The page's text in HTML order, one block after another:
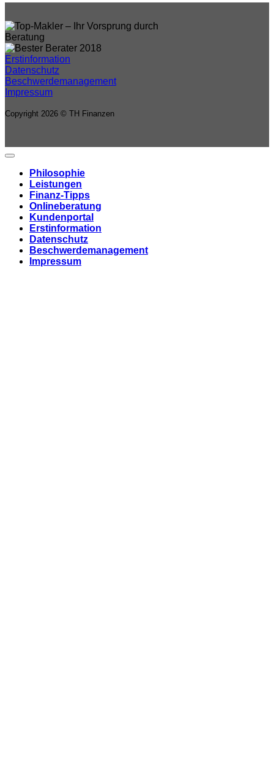
Erstinformation
Datenschutz
Beschwerdemanagement
Impressum
Copyright 2026 © TH Finanzen
Philosophie
Leistungen
Finanz-Tipps
Onlineberatung
Kundenportal
Erstinformation
Datenschutz
Beschwerdemanagement
Impressum